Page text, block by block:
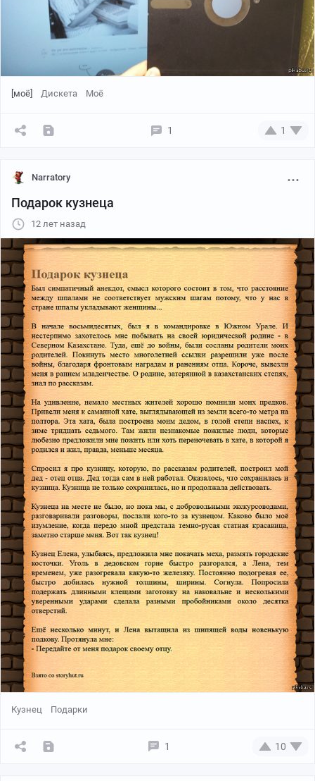
[моё] Дискета Моё
1 1
Narratory
Подарок кузнеца
12 лет назад
Кузнец Подарки
1 10